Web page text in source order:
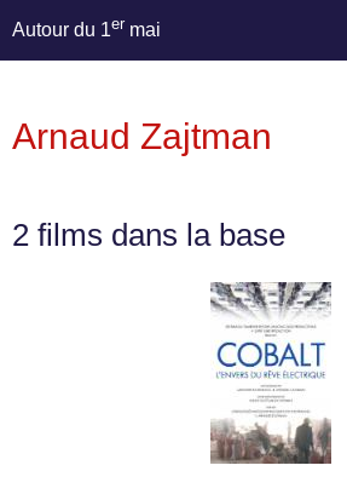
Autour du 1er mai
Arnaud Zajtman
2 films dans la base